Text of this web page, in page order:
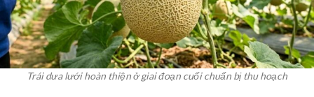
Trái dưa lưới hoàn thiện ở giai đoạn cuối chuẩn bị thu hoạch